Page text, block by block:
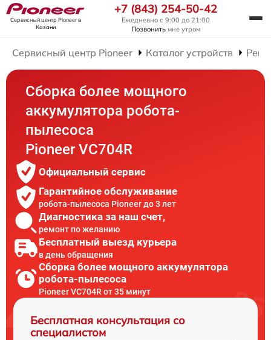
Сервисный центр Pioneerв
Казани
+7 (843) 254-50-42
Ежедневно с 9:00 до 21:00
Позвонить мне утром
Сервисный центр Pioneer Каталог устройств
Сборка более мощного
аккумулятора робота-
пылесоса
Pioneer VC704R
Официальный сервис
Гарантийное обслуживание
робота-пылесоса Pioneer до 3 лет
Диагностика за наш счет,
ремонт по желанию
Бесплатный выезд курьера
в день обращения
Сборка более мощного аккумулятора
робота-пылесоса
Pioneer VC704R от 35 минут
Бесплатная консультация со
специалистом